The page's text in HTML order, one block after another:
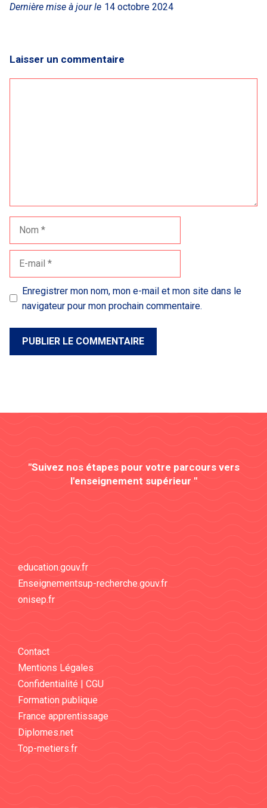
Dernière mise à jour le 14 octobre 2024
Laisser un commentaire
Enregistrer mon nom, mon e-mail et mon site dans le
navigateur pour mon prochain commentaire.
"Suivez nos étapes pour votre parcours vers
l'enseignement supérieur "
education.gouv.fr
Enseignementsup-recherche.gouv.fr
onisep.fr
Contact
Mentions Légales
Confidentialité | CGU
Formation publique
France apprentissage
Diplomes.net
Top-metiers.fr